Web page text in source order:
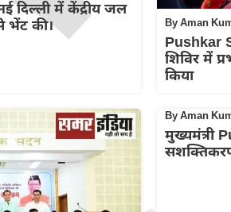
दिल्ली में केंद्रीय जल
भेंट की।
ByAman
Pushkar
शिविर में
किया
ByAman
मुख्यमंत्री